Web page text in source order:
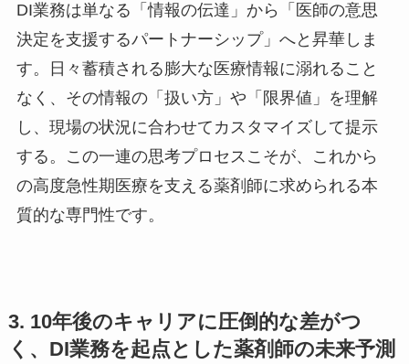
DI業務は単なる「情報の伝達」から「医師の意思
決定を支援するパートナーシップ」へと昇華しま
す。日々蓄積される膨大な医療情報に溺れること
なく、その情報の「扱い方」や「限界値」を理解
し、現場の状況に合わせてカスタマイズして提示
する。この一連の思考プロセスこそが、これから
の高度急性期医療を支える薬剤師に求められる本
質的な専門性です。
3. 10年後のキャリアに圧倒的な差がつ
く、DI業務を起点とした薬剤師の未来予測